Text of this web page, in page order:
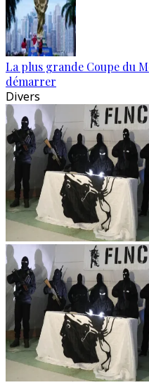
La plus grande Coupe du
démarrer
Divers